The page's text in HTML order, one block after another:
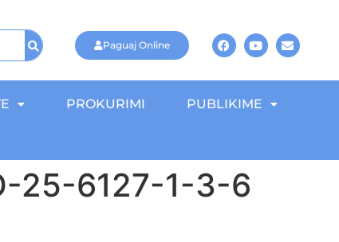
Paguaj Online
PROKURIMI PUBLIKIME
25-6127-1-3-6